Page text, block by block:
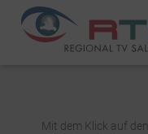
Mit dem Klick auf